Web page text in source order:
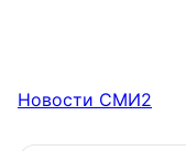
Новости СМИ2